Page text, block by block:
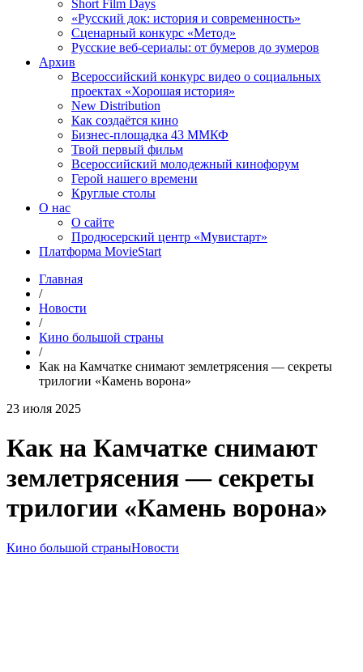
Short Film Days
«Русский док: история и современность»
Сценарный конкурс «Метод»
Русские веб-сериалы: от бумеров до зумеров
Архив
Всероссийский конкурс видео о социальных
проектах «Хорошая история»
New Distribution
Как создаётся кино
Бизнес-площадка 43 ММКФ
Твой первый фильм
Всероссийский молодежный кинофорум
Герой нашего времени
Круглые столы
О нас
О сайте
Продюсерский центр «Мувистарт»
Платформа MovieStart
Главная
/
Новости
/
Кино большой страны
/
Как на Камчатке снимают землетрясения — секреты
трилогии «Камень ворона»
23 июля 2025
Как на Камчатке снимают
землетрясения — секреты
трилогии «Камень ворона»
Кино большой страныНовости